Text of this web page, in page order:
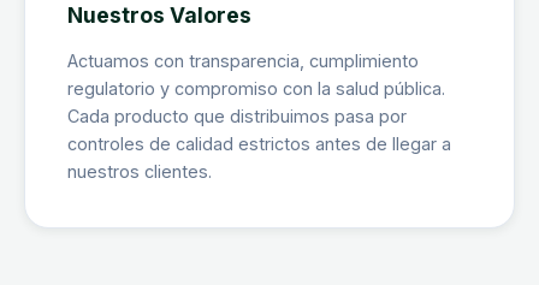
Nuestros Valores
Actuamos con transparencia, cumplimiento
regulatorio y compromiso con la salud pública.
Cada producto que distribuimos pasa por
controles de calidad estrictos antes de llegar a
nuestros clientes.